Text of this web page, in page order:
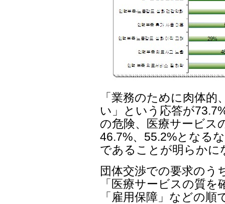
「業務のために肉体
い」という応答が
の危険、医療サービス
46.7%、55.2%となる
であることが明らかに
団体交渉での要求のう
「医療サービスの質
「雇用保障」などの順